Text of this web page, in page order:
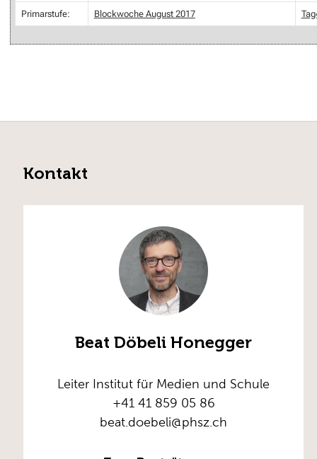
Primarstufe: Blockwoche August 2017
Kontakt
Beat Döbeli Honegger
Leiter Institut für Medien und Schule
+41 41 859 05 86
beat.doebeli@phsz.ch